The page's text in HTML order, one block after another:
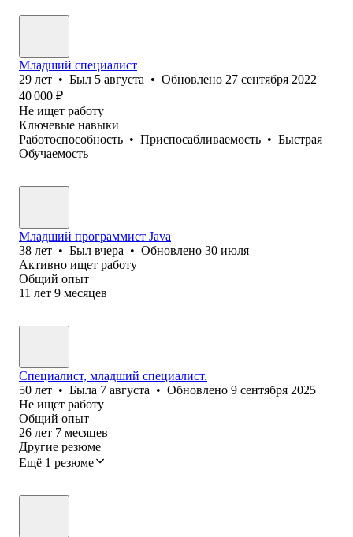
Младший специалист
29 лет • Был 5 августа • Обновлено 27 сентября 2022
40 000 ₽
Не ищет работу
Ключевые навыки
Работоспособность • Приспосабливаемость • Быстрая
Обучаемость
Младший программист Java
38 лет • Был вчера • Обновлено 30 июля
Активно ищет работу
Общий опыт
11 лет 9 месяцев
Специалист, младший специалист.
50 лет • Была 7 августа • Обновлено 9 сентября 2025
Не ищет работу
Общий опыт
26 лет 7 месяцев
Другие резюме
Ещё 1 резюме